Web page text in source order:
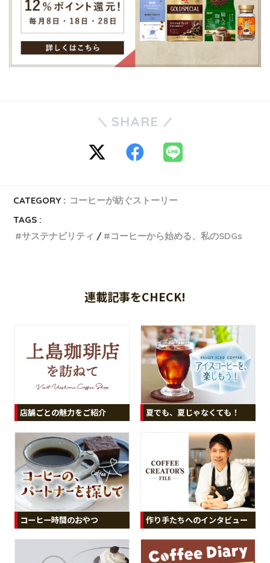
SHARE
CATEGORY : コーヒーが紡ぐストーリー
TAGS :
サステナビリティ
コーヒーから始める、私のSDGs
連載記事をCHECK!
店舗ごとの魅力をご紹介 夏でも、夏じゃなくても！
コーヒー時間のおやつ 作り手たちへのインタビュー